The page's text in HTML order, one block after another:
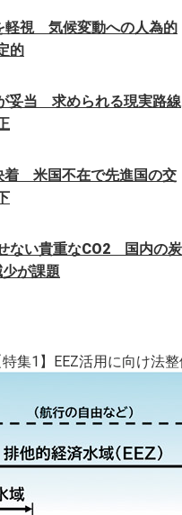
軽視 気候変動への人為的
的
妥当 求められる現実路線
着 米国不在で先進国の交
ない貴重なCO2 国内の炭
が課題
特集1】EEZ活用に向け法